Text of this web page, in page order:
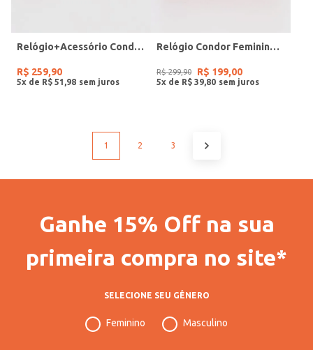
Relógio+Acessório Condor Feminino PRATA
R$ 259,90
5x de R$ 51 98
Relógio Condor Feminino PRATA
R$ 299,90 R$ 199,00
5x de R$ 39 80
1 2 3
Ganhe 15% Off na sua
primeira compra no site*
SELECIONE SEU GÊNERO
Feminino Masculino